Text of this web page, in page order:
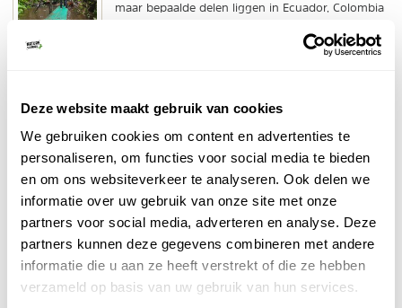
Deze website maakt gebruik van cookies
We gebruiken cookies om content en advertenties te
personaliseren, om functies voor social media te bieden
en om ons websiteverkeer te analyseren. Ook delen we
informatie over uw gebruik van onze site met onze
partners voor social media, adverteren en analyse. Deze
partners kunnen deze gegevens combineren met andere
informatie die u aan ze heeft verstrekt of die ze hebben
verzameld op basis van uw gebruik van hun services.
maar bepaalde delen liggen in Ecuador, Colombia
Hoe is de natuur in Senegal en wat zijn de
mooiste gebieden van het land? Op
naar deze Afrikaanse...
BEKIJK
Deel deze pagina! DELEN OP FACEBOOK
DELEN OP XDELEN VIA DE MAIL
DELEN OP PINTEREST
DELEN OP